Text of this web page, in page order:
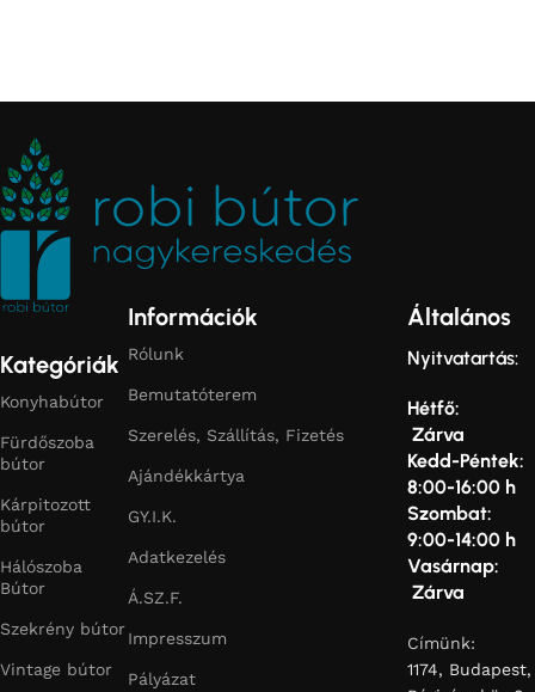
Kategóriák
Konyhabútor
Fürdőszoba
bútor
Kárpitozott
bútor
Hálószoba
Bútor
Szekrény bútor
Vintage bútor
Információk
Rólunk
Bemutatóterem
Szerelés, Szállítás, Fizetés
Ajándékkártya
GY.I.K.
Adatkezelés
Á.SZ.F.
Impresszum
Pályázat
Általános
Nyitvatartás:
Hétfő:
Zárva
Kedd-Péntek:
8:00-16:00 h
Szombat:
9:00-14:00 h
Vasárnap:
Zárva
Címünk:
1174, Budapest,